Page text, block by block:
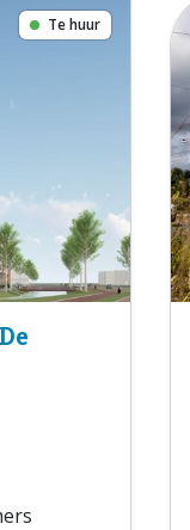
Te huur